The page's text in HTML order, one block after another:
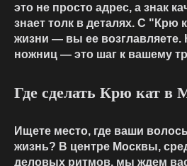
это не просто адрес, а знак
знает толк в деталях. С "Крю
жизни — вы ее возглавляете.
ножниц — это шаг к вашему
Где сделать Крю кат в
Ищете место, где ваши
жизнь? В центре Москвы,
деловых ритмов, мы ждем